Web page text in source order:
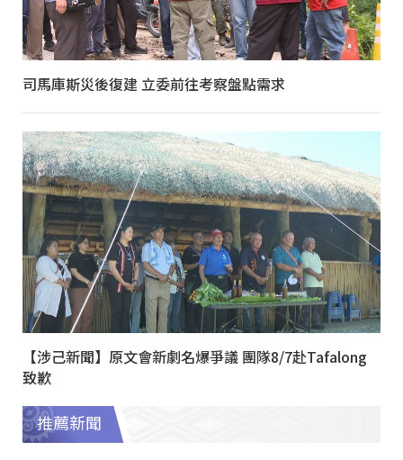
司馬庫斯災後復建 立委前往考察盤點需求
【涉己新聞】原文會新劇名爆爭議 團隊8/7赴Tafalong
致歉
推薦新聞